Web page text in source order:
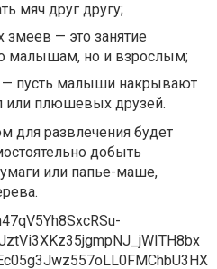
мяч друг другу;
— это занятие
малышам, но и взрослым;
— пусть малыши накрывают
или плюшевых друзей.
для развлечения будет
добыть
или папье-маше,